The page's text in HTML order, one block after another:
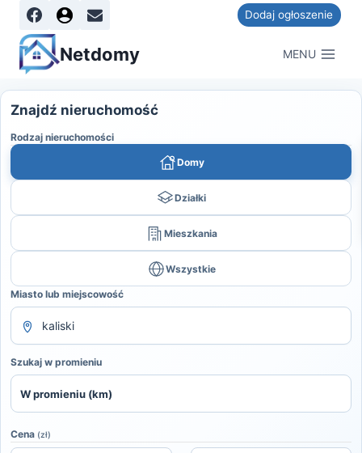
Dodaj ogłoszenie
Netdomy MENU
Znajdź nieruchomość
Rodzaj nieruchomości
Domy
Działki
Mieszkania
Wszystkie
Miasto lub miejscowość
Szukaj w promieniu
Cena (zł)